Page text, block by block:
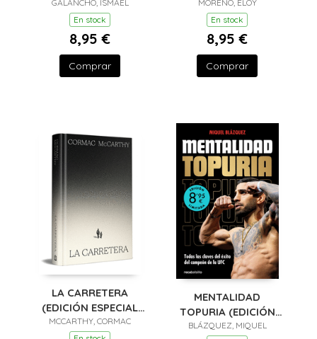
VERANO)
GALANCHO, ISMAEL
En stock
8,95 €
Comprar
LIMITADA · VERANO)
MORENO, ELOY
En stock
8,95 €
Comprar
LA CARRETERA
(EDICIÓN ESPECIAL
EN TAPA DURA)
MCCARTHY, CORMAC
MENTALIDAD
TOPURIA (EDICIÓN
LIMITADA)
BLÁZQUEZ, MIQUEL